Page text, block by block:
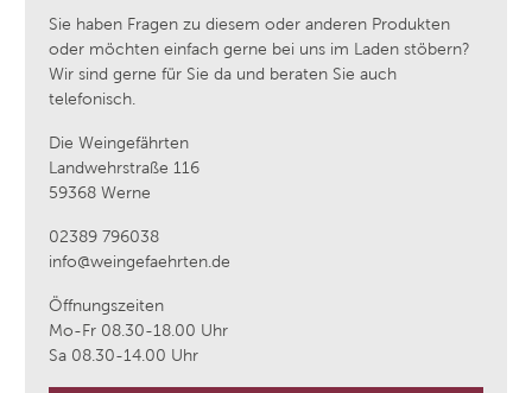
Sie haben Fragen zu diesem oder anderen Produkten
oder möchten einfach gerne bei uns im Laden stöbern?
Wir sind gerne für Sie da und beraten Sie auch
telefonisch.
Die Weingefährten
Landwehrstraße 116
59368 Werne
02389 796038
info@weingefaehrten.de
Öffnungszeiten
Mo-Fr 08.30-18.00 Uhr
Sa 08.30-14.00 Uhr